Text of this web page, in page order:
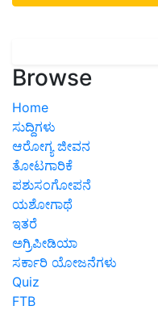
Browse
Home
ಸುದ್ದಿಗಳು
ಆರೋಗ್ಯ ಜೀವನ
ತೋಟಗಾರಿಕೆ
ಪಶುಸಂಗೋಪನೆ
ಯಶೋಗಾಥೆ
ಇತರೆ
ಅಗ್ರಿಪೀಡಿಯಾ
ಸರ್ಕಾರಿ ಯೋಜನೆಗಳು
Quiz
FTB